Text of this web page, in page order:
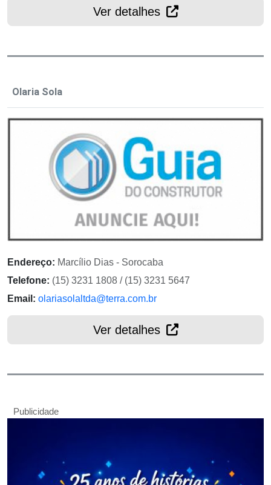
Ver detalhes
Olaria Sola
Endereço: Marcílio Dias - Sorocaba
Telefone: (15) 3231 1808 / (15) 3231 5647
Email: olariasolaltda@terra.com.br
Ver detalhes
Publicidade